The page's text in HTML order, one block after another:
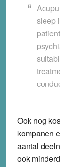
sleep
Ook nog
kompanen
aantal
ook